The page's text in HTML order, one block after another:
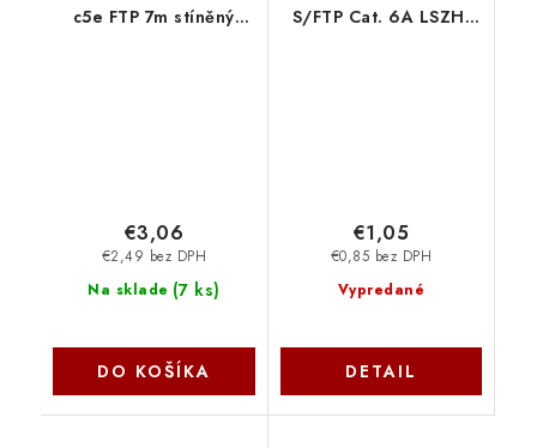
c5e FTP 7m stíněný
Na sklade (7 ks)
€2,49 bez DPH
€3,06
DO KOŠÍKA
S/FTP Cat. 6A LSZH,
Vypredané
€0,85 bez DPH
€1,05
DETAIL